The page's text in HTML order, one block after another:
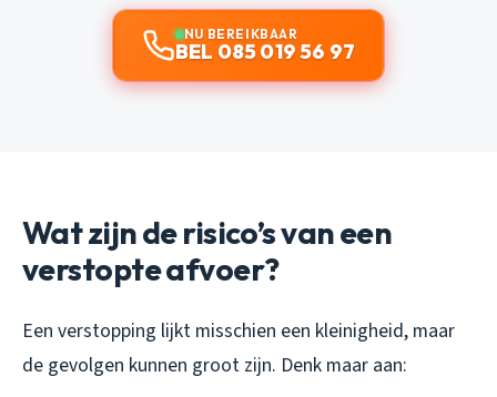
NU BEREIKBAAR
BEL 085 019 56 97
Wat zijn de risico’s van een
verstopte afvoer?
Een verstopping lijkt misschien een kleinigheid, maar
de gevolgen kunnen groot zijn. Denk maar aan: